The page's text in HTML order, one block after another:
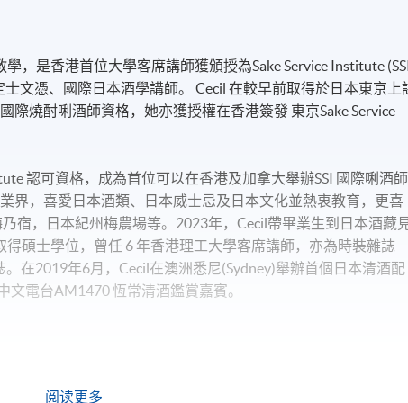
，是香港首位大學客席講師獲頒授為Sake Service Institute
文憑、國際日本酒學講師。 Cecil 在較早前取得於日本東京上
際燒酎唎酒師資格，她亦獲授權在香港簽發 東京Sake Service
認可資格，成為首位可以在香港及加拿大舉辦SSI 國際唎酒師
界，喜愛日本酒類、日本威士忌及日本文化並熱衷教育，更喜
宿，日本紀州梅農場等。2023年，Cecil帶畢業生到日本酒藏
碩士學位，曾任 6 年香港理工大學客席講師，亦為時裝雜誌
。在2019年6月，Cecil在澳洲悉尼(Sydney)舉辦首個日本清酒配
文電台AM1470 恆常清酒鑑賞嘉賓。
阅读更多